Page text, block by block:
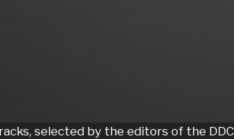
selected by the editors of the